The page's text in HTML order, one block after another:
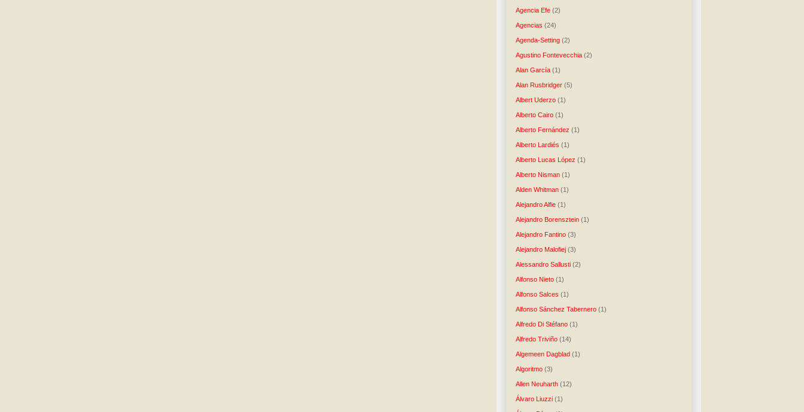
Agencia Efe (2)
Agencias (24)
Agenda-Setting (2)
Agustino Fontevecchia (2)
Alan García (1)
Alan Rusbridger (5)
Albert Uderzo (1)
Alberto Cairo (1)
Alberto Fernández (1)
Alberto Lardiés (1)
Alberto Lucas López (1)
Alberto Nisman (1)
Alden Whitman (1)
Alejandro Alfie (1)
Alejandro Borensztein (1)
Alejandro Fantino (3)
Alejandro Malofiej (3)
Alessandro Sallusti (2)
Alfonso Nieto (1)
Alfonso Salces (1)
Alfonso Sánchez Tabernero (1)
Alfredo Di Stéfano (1)
Alfredo Triviño (14)
Algemeen Dagblad (1)
Algoritmo (3)
Allen Neuharth (12)
Álvaro Liuzzi (1)